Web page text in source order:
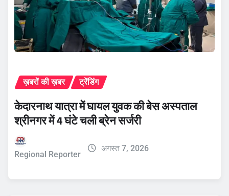
ख़बरों की ख़बर ट्रेंडिंग
केदारनाथ यात्रा में घायल युवक की बेस अस्पताल
श्रीनगर में 4 घंटे चली ब्रेन सर्जरी
Regional Reporter
अगस्त 7, 2026